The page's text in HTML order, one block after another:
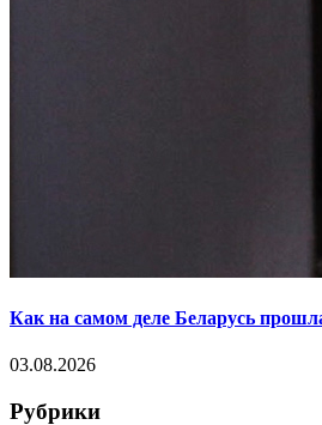
Как на самом деле Беларусь
03.08.2026
Рубрики